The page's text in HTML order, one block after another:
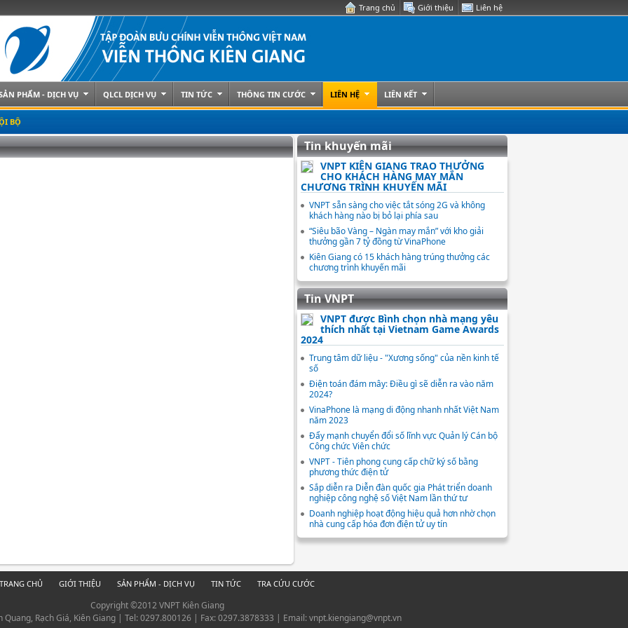
Liên hệ
Giới thiệu
Trang chủ
PHẨM - DỊCH VỤ QLCL DỊCH VỤ TIN TỨC THÔNG TIN CƯỚC LIÊN HỆ LIÊN KẾT
BỘ
Tin khuyến mãi
VNPT KIÊN GIANG TRAO THƯỞNG
CHO KHÁCH HÀNG MAY MẮN
CHƯƠNG TRÌNH KHUYẾN MÃI
VNPT sẵn sàng cho việc tắt sóng 2G và không
khách hàng nào bị bỏ lại phía sau
“Siêu bão Vàng – Ngàn may mắn” với kho giải
thưởng gần 7 tỷ đồng từ VinaPhone
Kiên Giang có 15 khách hàng trúng thưởng các
chương trình khuyến mãi
Tin VNPT
VNPT được Bình chọn nhà mạng yêu
thích nhất tại Vietnam Game Awards
2024
Trung tâm dữ liệu - "Xương sống" của nền kinh tế
số
Điện toán đám mây: Điều gì sẽ diễn ra vào năm
2024?
VinaPhone là mạng di động nhanh nhất Việt Nam
năm 2023
Đẩy mạnh chuyển đổi số lĩnh vực Quản lý Cán bộ
Công chức Viên chức
VNPT - Tiên phong cung cấp chữ ký số bằng
phương thức điện tử
Sắp diễn ra Diễn đàn quốc gia Phát triển doanh
nghiệp công nghệ số Việt Nam lần thứ tư
Doanh nghiệp hoạt động hiệu quả hơn nhờ chọn
nhà cung cấp hóa đơn điện tử uy tín
TRANG CHỦ GIỚI THIỆU SẢN PHẨM - DỊCH VỤ TIN TỨC TRA CỨU CƯỚC
Copyright ©2012 VNPT Kiên Giang
Quang, Rạch Giá, Kiên Giang | Tel: 0297.800126 | Fax: 0297.3878333 | Email: vnpt.kiengiang@vnpt.vn